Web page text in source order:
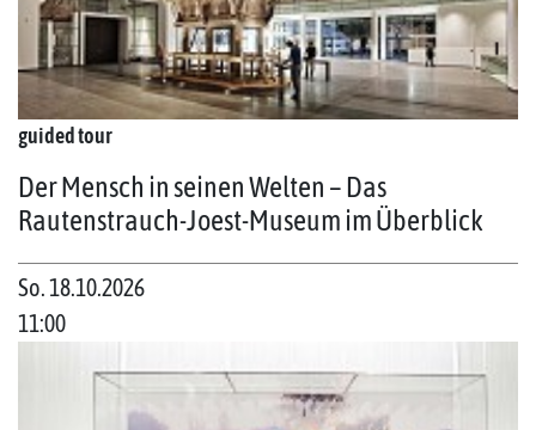
guided tour
Der Mensch in seinen Welten – Das
Rautenstrauch-Joest-Museum im Überblick
So. 18.10.2026
11:00